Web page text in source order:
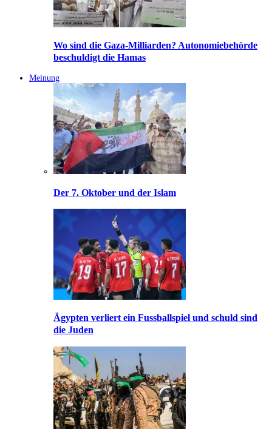
Wo sind die Gaza-Milliarden? Autonomiebehörde
beschuldigt die Hamas
Meinung
Der 7. Oktober und der Islam
Ägypten verliert ein Fussballspiel und schuld sind
die Juden